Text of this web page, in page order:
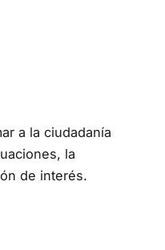
a la ciudadanía
la
de interés.